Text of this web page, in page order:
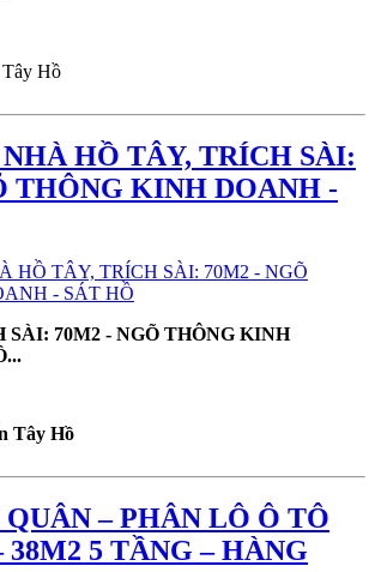
Hồ
HỒ TÂY, TRÍCH SÀI:
THÔNG KINH DOANH -
70M2 - NGÕ THÔNG KINH
Tây Hồ
– PHÂN LÔ Ô TÔ
5 TẦNG – HÀNG